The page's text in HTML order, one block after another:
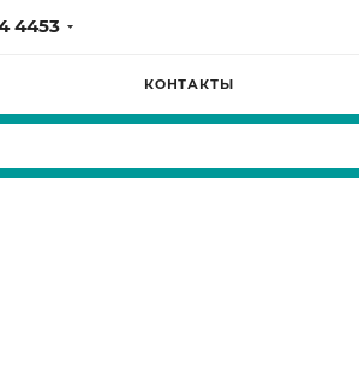
4453
КОНТАКТЫ